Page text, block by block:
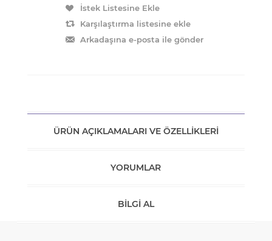
ÜRÜN AÇIKLAMALARI VE ÖZELLIKLERI
YORUMLAR
BILGI AL